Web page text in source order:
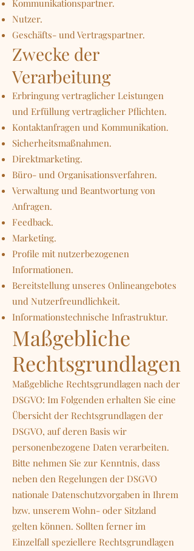
Kommunikationspartner.
Nutzer.
Geschäfts- und Vertragspartner.
Zwecke der
Verarbeitung
Erbringung vertraglicher Leistungen
und Erfüllung vertraglicher Pflichten.
Kontaktanfragen und Kommunikation.
Sicherheitsmaßnahmen.
Direktmarketing.
Büro- und Organisationsverfahren.
Verwaltung und Beantwortung von
Anfragen.
Feedback.
Marketing.
Profile mit nutzerbezogenen
Informationen.
Bereitstellung unseres Onlineangebotes
und Nutzerfreundlichkeit.
Informationstechnische Infrastruktur.
Maßgebliche
Rechtsgrundlagen
Maßgebliche Rechtsgrundlagen nach der
DSGVO: Im Folgenden erhalten Sie eine
Übersicht der Rechtsgrundlagen der
DSGVO, auf deren Basis wir
personenbezogene Daten verarbeiten.
Bitte nehmen Sie zur Kenntnis, dass
neben den Regelungen der DSGVO
nationale Datenschutzvorgaben in Ihrem
bzw. unserem Wohn- oder Sitzland
gelten können. Sollten ferner im
Einzelfall speziellere Rechtsgrundlagen